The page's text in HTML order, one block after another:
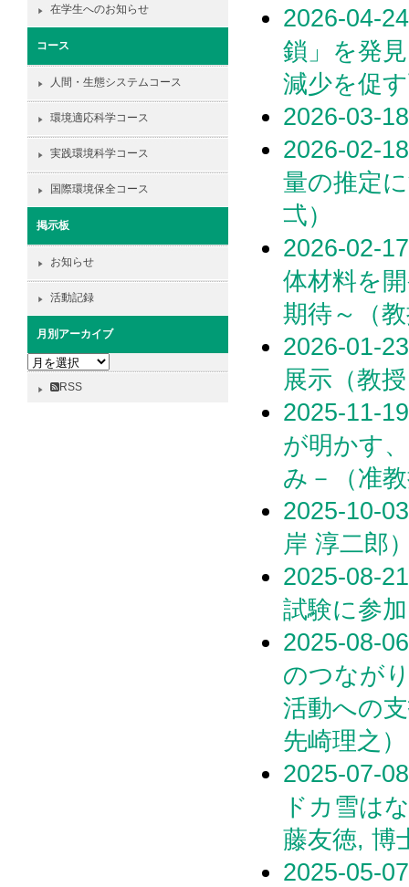
2026-04-
鎖」を発
減少を促
2026-03-
2026-02-
量の推定
弌）
2026-02-
体材料を
期待～（
2026-01-
展示（教
2025-11-
が明かす
み－（准
2025-10-
岸 淳⼆郎
2025-08-
試験に参
2025-08-
のつなが
活動への
先崎理之）
2025-07-
ドカ雪は
藤友徳, 博
2025-05-
在学生へのお知らせ
コース
人間・生態システムコース
環境適応科学コース
実践環境科学コース
国際環境保全コース
掲示板
お知らせ
活動記録
月別アーカイブ
月
RSS